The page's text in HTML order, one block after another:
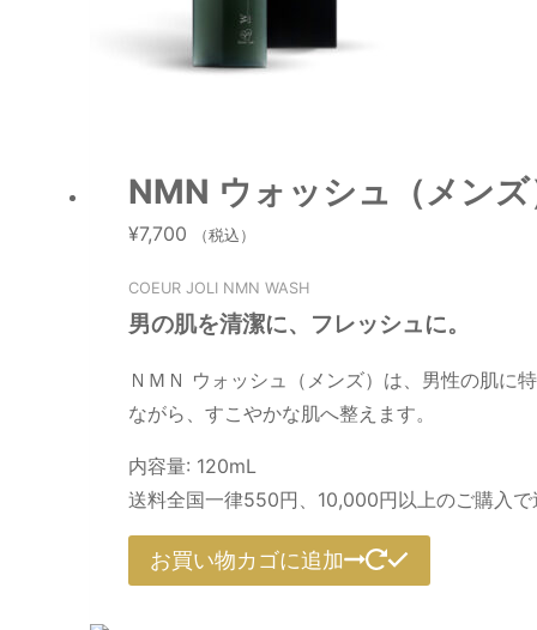
NMN ウォッシュ（メンズ
¥7,700 （税込）
COEUR JOLI NMN WASH
男の肌を清潔に、フレッシュに。
ＮＭＮ ウォッシュ（メンズ）は、男性の肌に
ながら、すこやかな肌へ整えます。
内容量: 120mL
送料全国一律550円、10,000円以上のご購入で
お買い物カゴに追加